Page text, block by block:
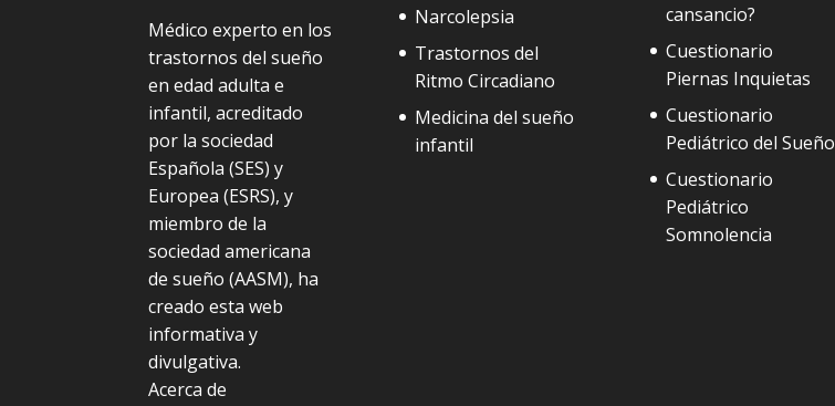
Médico experto en los
trastornos del sueño
en edad adulta e
infantil, acreditado
por la sociedad
Española (SES) y
Europea (ESRS), y
miembro de la
sociedad americana
de sueño (AASM), ha
creado esta web
informativa y
divulgativa.
Acerca de
Narcolepsia
Trastornos del
Ritmo Circadiano
Medicina del sueño
infantil
cansancio?
Cuestionario
Piernas Inquietas
Cuestionario
Pediátrico del Sueño
Cuestionario
Pediátrico
Somnolencia